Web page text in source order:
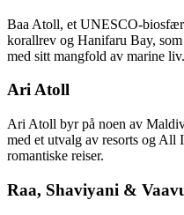
Baa Atoll, et UNESCO-
korallrev og Hanifaru Bay,
med sitt mangfold av marine liv.
Ari Atoll
Ari Atoll byr på noen av
med et utvalg av resorts og All
romantiske reiser.
Raa, Shaviyani &